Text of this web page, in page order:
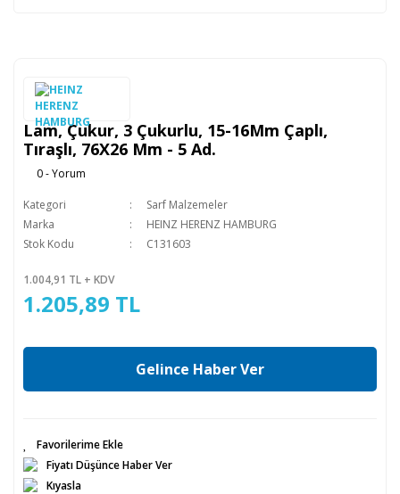
Lam, Çukur, 3 Çukurlu, 15-16Mm Çaplı,
Tıraşlı, 76X26 Mm - 5 Ad.
0 - Yorum
Kategori
Sarf Malzemeler
Marka
HEINZ HERENZ HAMBURG
Stok Kodu
C131603
1.004,91 TL + KDV
1.205,89 TL
Gelince Haber Ver
Fiyatı Düşünce Haber Ver
Kıyasla